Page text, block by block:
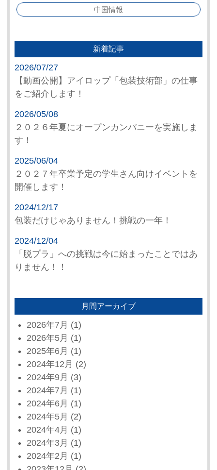
中国情報
新着記事
2026/07/27
【動画公開】アイロップ「包装技術部」の仕事
をご紹介します！
2026/05/08
２０２６年夏にオープンカンパニーを実施しま
す！
2025/06/04
２０２７年卒業予定の学生さん向けイベントを
開催します！
2024/12/17
包装だけじゃありません！挑戦の一年！
2024/12/04
「脱プラ」への挑戦は今に始まったことではあ
りません！！
月間アーカイブ
2026年7月 (1)
2026年5月 (1)
2025年6月 (1)
2024年12月 (2)
2024年9月 (3)
2024年7月 (1)
2024年6月 (1)
2024年5月 (2)
2024年4月 (1)
2024年3月 (1)
2024年2月 (1)